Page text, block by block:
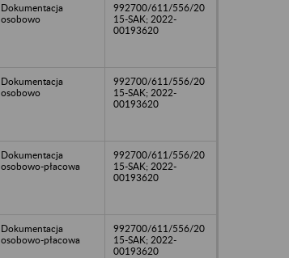
Dokumentacja
osobowo
992700/611/556/20
15-SAK; 2022-
00193620
Dokumentacja
osobowo
992700/611/556/20
15-SAK; 2022-
00193620
Dokumentacja
osobowo-płacowa
992700/611/556/20
15-SAK; 2022-
00193620
Dokumentacja
osobowo-płacowa
992700/611/556/20
15-SAK; 2022-
00193620